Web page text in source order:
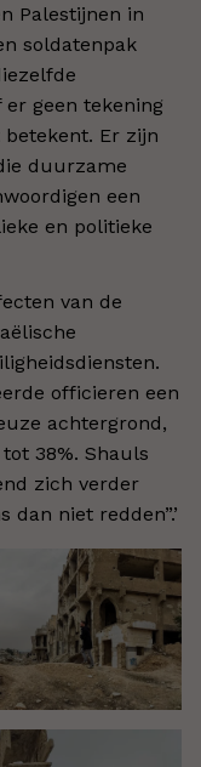
Palestijnen in
soldatenpak
geen tekening
Er zijn
duurzame
een
en politieke
van de
officieren een
achtergrond,
38%. Shauls
zich verder
dan niet redden”.’